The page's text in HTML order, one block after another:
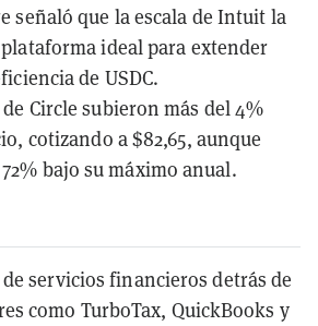
señaló que la escala de Intuit la
ideal para extender
de USDC.
Circle subieron más del 4%
cotizando a $82,65, aunque
bajo su máximo anual.
servicios financieros detrás de
como TurboTax, QuickBooks y